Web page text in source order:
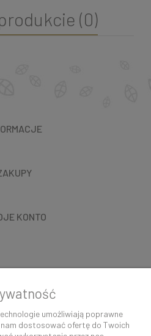
(0)
KONTO
umożliwiają poprawne
dostosować ofertę do Twoich